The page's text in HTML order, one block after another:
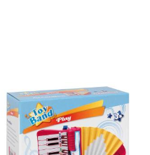
Fisarmonica
17
Tasti
C/6